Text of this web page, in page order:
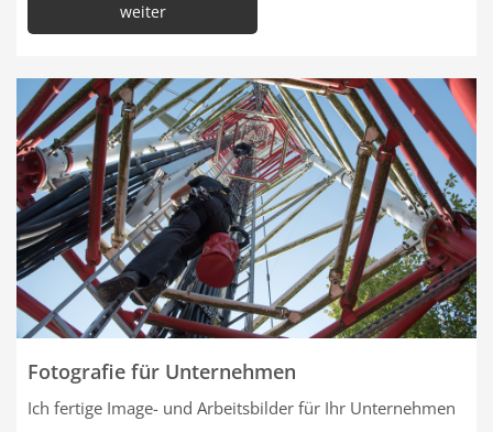
weiter
Fotografie für Unternehmen
Ich fertige Image- und Arbeitsbilder für Ihr Unternehmen